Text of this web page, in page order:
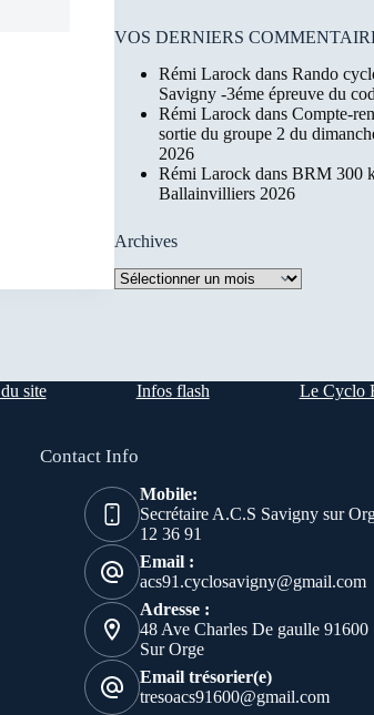
VOS DERNIERS
Rémi Larock dansRando
Savigny -3éme épreuve du
Rémi Larock dansCompte-
sortie du groupe 2 du
2026
Rémi Larock dansBRM 300
Ballainvilliers 2026
Archives
Archives
site Infos flash Le Cyclo
Contact Info
Mobile:
Secrétaire A.C.S Savigny sur
12 36 91
Email :
acs91.cyclosavigny@gmail.com
Adresse :
48 Ave Charles De gaulle 91600
Sur Orge
Email trésorier(e)
tresoacs91600@gmail.com